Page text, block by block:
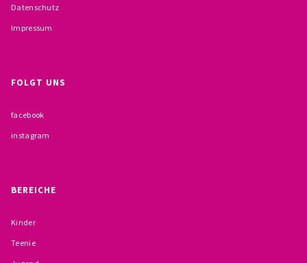
PRÄVENTION IM BISTUM TRIER
Datenschutz
Impressum
FOLGT UNS
facebook
instagram
BEREICHE
Kinder
Teenie